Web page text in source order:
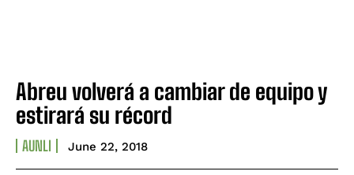
Abreu volverá a cambiar de equipo y
estirará su récord
AUNLI June 22, 2018